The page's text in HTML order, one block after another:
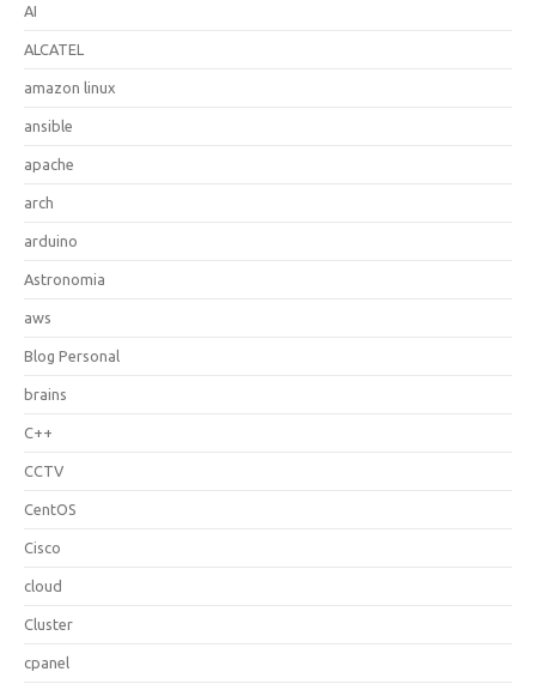
AI
ALCATEL
amazon linux
ansible
apache
arch
arduino
Astronomia
aws
Blog Personal
brains
C++
CCTV
CentOS
Cisco
cloud
Cluster
cpanel